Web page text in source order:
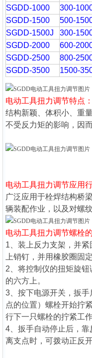
SGDD-1000
300-
SGDD-1500
500-
SGDD-1500J
300-
SGDD-2000
600-
SGDD-2500
800-
SGDD-3500
1500-
电动工具扭力调节特点
结构新颖、体积小、重
不受反力矩的影响，因
电动工具扭力调节应用
广泛应用于栓焊结构桥
辆装配作业，以及对螺
电动工具扭力调节螺栓
1、装上反力支架，并
上销钉，并用橡胶圈固
2、将控制仪的扭矩旋
的六方上。
3、按下电源开关，扳
点的位置）螺栓开始拧
行下一只螺栓的拧紧工
4、扳手自动停止后，
离支点时，可拨动正反